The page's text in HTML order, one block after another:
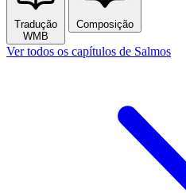
Tradução
WMB
Composição
Ver todos os capítulos de Salmos